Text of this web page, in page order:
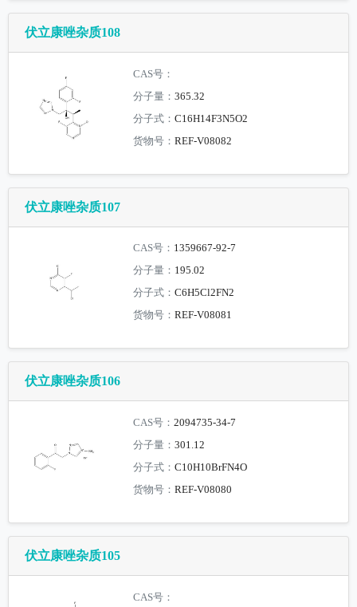
伏立康唑杂质108
CAS号：
分子量：365.32
分子式：C16H14F3N5O2
货物号：REF-V08082
伏立康唑杂质107
CAS号： 1359667-92-7
分子量： 195.02
分子式：C6H5Cl2FN2
货物号：REF-V08081
伏立康唑杂质106
CAS号：2094735-34-7
分子量：301.12
分子式：C10H10BrFN4O
货物号：REF-V08080
伏立康唑杂质105
CAS号：